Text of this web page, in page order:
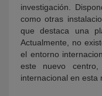
investigación.
como otras
que destaca una
Actualmente, no
el entorno
este nuevo
internacional en esta